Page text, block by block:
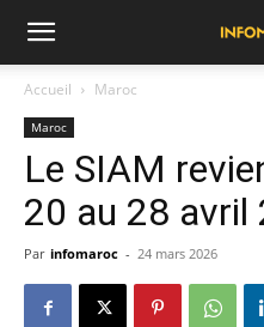
Accueil Maroc
Maroc
Le SIAM
20 au 28 avril
Par infomaroc - 24 mars 2026